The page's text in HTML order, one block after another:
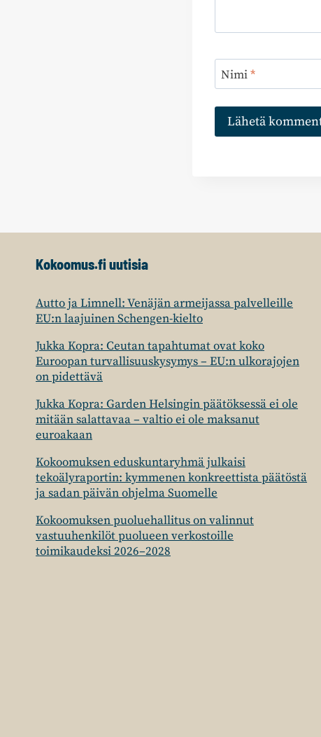
Nimi*
Kokoomus.fi uutisia
Autto ja Limnell: Venäjän armeijassa palvelleille
EU:n laajuinen Schengen-kielto
Jukka Kopra: Ceutan tapahtumat ovat koko
Euroopan turvallisuuskysymys – EU:n ulkorajojen
on pidettävä
Jukka Kopra: Garden Helsingin päätöksessä ei ole
mitään salattavaa – valtio ei ole maksanut
euroakaan
Kokoomuksen eduskuntaryhmä julkaisi
tekoälyraportin: kymmenen konkreettista päätöstä
ja sadan päivän ohjelma Suomelle
Kokoomuksen puoluehallitus on valinnut
vastuuhenkilöt puolueen verkostoille
toimikaudeksi 2026–2028